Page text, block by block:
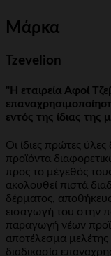
Μάρκα
Tzevelion
"Η εταιρεία Αφοί
εντός της ίδιας
Οι ίδιες πρώτες
προϊόντα
προς το μέγεθός
ακολουθεί πιστά
δέρματος,
εισαγωγή του στην
παραγωγή νέων
αποτέλεσμα μελέτης
διαδικασία